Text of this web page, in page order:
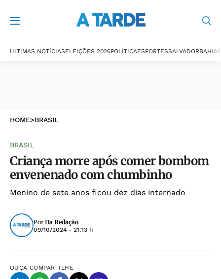
ÚLTIMAS NOTÍCIASELEIÇÕES 2026POLÍTICAESPORTESSALVADORBAHIA
HOME>BRASIL
BRASIL
Criança morre após comer bombom
envenenado com chumbinho
Menino de sete anos ficou dez dias internado
Por Da Redação
09/10/2024 - 21:13 h
OUÇA COMPARTILHE